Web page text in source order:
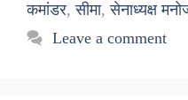
कमांडर,सीमा,सेनाध्यक्ष
Leave a comment